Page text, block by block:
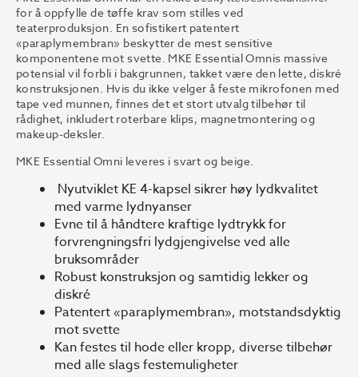
for å oppfylle de tøffe krav som stilles ved
teaterproduksjon. En sofistikert patentert
«paraplymembran» beskytter de mest sensitive
komponentene mot svette. MKE Essential Omnis massive
potensial vil forbli i bakgrunnen, takket være den lette, diskré
konstruksjonen. Hvis du ikke velger å feste mikrofonen med
tape ved munnen, finnes det et stort utvalg tilbehør til
rådighet, inkludert roterbare klips, magnetmontering og
makeup-deksler.
MKE Essential Omni leveres i svart og beige.
Nyutviklet KE 4-kapsel sikrer høy lydkvalitet
med varme lydnyanser
Evne til å håndtere kraftige lydtrykk for
forvrengningsfri lydgjengivelse ved alle
bruksområder
Robust konstruksjon og samtidig lekker og
diskré
Patentert «paraplymembran», motstandsdyktig
mot svette
Kan festes til hode eller kropp, diverse tilbehør
med alle slags festemuligheter